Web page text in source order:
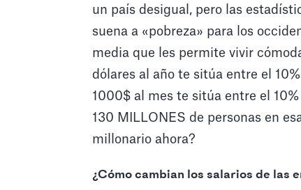
un país desigual, pero las
suena a «pobreza» para los
media que les permite vivir
dólares al año te sitúa entre el
1000$ al mes te sitúa entre el
130 MILLONES de personas en
millonario ahora?
¿Cómo cambian los salarios de las